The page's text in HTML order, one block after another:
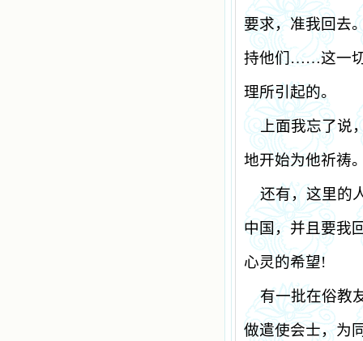
要求，准我回去
持他们……这一
理所引起的。
上面我忘了说
地开始为他祈祷
还有，这里的
中国，并且要我
心灵的希望!
有一批在俗教
做遣使会士，为